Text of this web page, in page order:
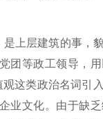
上层建筑的事，
团等政工领导，
这类政治名词引
业文化。由于缺